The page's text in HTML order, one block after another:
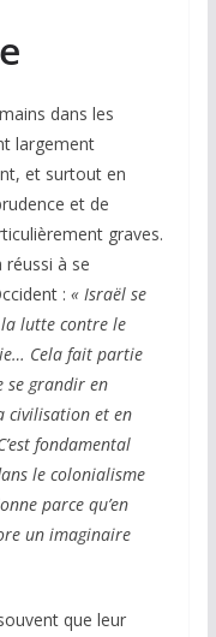
dans les
largement
et surtout en
et de
graves.
réussi à se
: « Israël se
la lutte contre le
Cela fait partie
se grandir en
civilisation et en
fondamental
le colonialisme
parce qu’en
un imaginaire
que leur